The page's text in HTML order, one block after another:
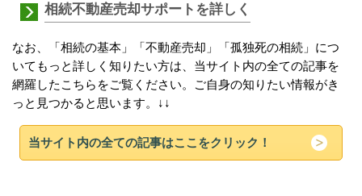
相続不動産売却サポートを詳しく
なお、「相続の基本」「不動産売却」「孤独死の相続」につ
いてもっと詳しく知りたい方は、当サイト内の全ての記事を
網羅したこちらをご覧ください。ご自身の知りたい情報がき
っと見つかると思います。↓↓
当サイト内の全ての記事はここをクリック！